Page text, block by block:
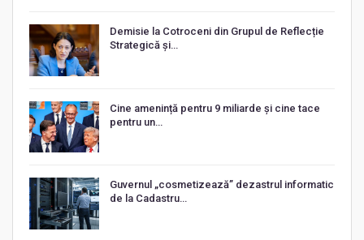
Demisie la Cotroceni din Grupul de Reflecție
Strategică și…
Cine amenință pentru 9 miliarde și cine tace
pentru un…
Guvernul „cosmetizează” dezastrul informatic
de la Cadastru…